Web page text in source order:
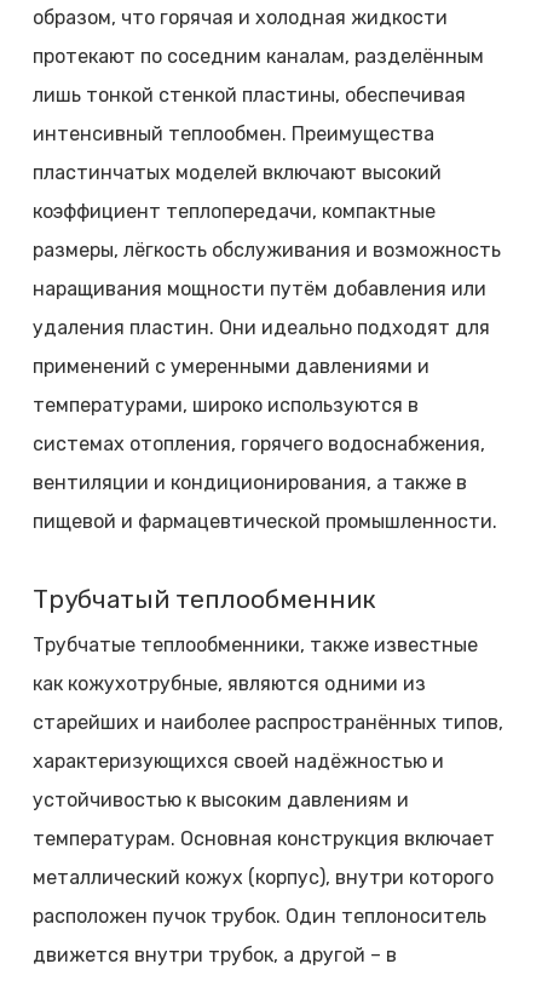
образом, что горячая и холодная жидкости
протекают по соседним каналам, разделённым
лишь тонкой стенкой пластины, обеспечивая
интенсивный теплообмен. Преимущества
пластинчатых моделей включают высокий
коэффициент теплопередачи, компактные
размеры, лёгкость обслуживания и возможность
наращивания мощности путём добавления или
удаления пластин. Они идеально подходят для
применений с умеренными давлениями и
температурами, широко используются в
системах отопления, горячего водоснабжения,
вентиляции и кондиционирования, а также в
пищевой и фармацевтической промышленности.
Трубчатый теплообменник
Трубчатые теплообменники, также известные
как кожухотрубные, являются одними из
старейших и наиболее распространённых типов,
характеризующихся своей надёжностью и
устойчивостью к высоким давлениям и
температурам. Основная конструкция включает
металлический кожух (корпус), внутри которого
расположен пучок трубок. Один теплоноситель
движется внутри трубок, а другой – в